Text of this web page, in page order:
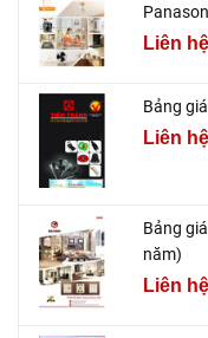
Liên hệ
Bảng
Liên hệ
Bảng
năm)
Liên hệ